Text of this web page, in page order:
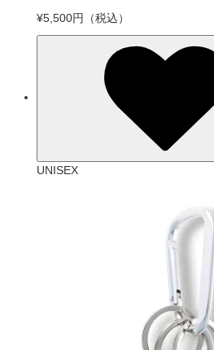
¥5,500円
（税込）
UNISEX